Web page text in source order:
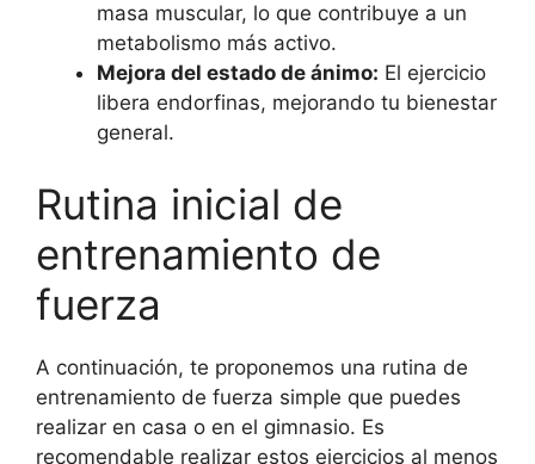
masa muscular, lo que contribuye a un
metabolismo más activo.
Mejora del estado de ánimo: El ejercicio
libera endorfinas, mejorando tu bienestar
general.
Rutina inicial de
entrenamiento de
fuerza
A continuación, te proponemos una rutina de
entrenamiento de fuerza simple que puedes
realizar en casa o en el gimnasio. Es
recomendable realizar estos ejercicios al menos